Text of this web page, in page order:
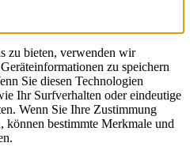
zu bieten, verwenden wir
zu speichern
Sie diesen Technologien
Ihr Surfverhalten oder eindeutige
Wenn Sie Ihre Zustimmung
können bestimmte Merkmale und